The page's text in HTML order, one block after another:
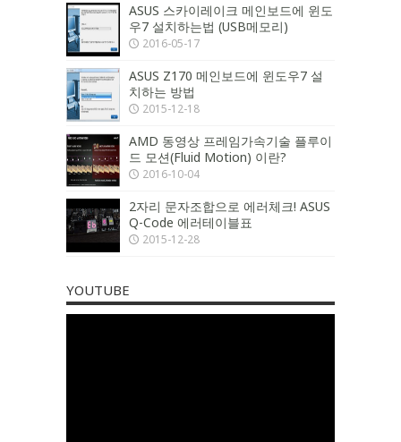
ASUS 스카이레이크 메인보드에 윈도
우7 설치하는법 (USB메모리)
2016-05-17
ASUS Z170 메인보드에 윈도우7 설
치하는 방법
2015-12-18
AMD 동영상 프레임가속기술 플루이
드 모션(Fluid Motion) 이란?
2016-10-04
2자리 문자조합으로 에러체크! ASUS
Q-Code 에러테이블표
2015-12-28
YOUTUBE